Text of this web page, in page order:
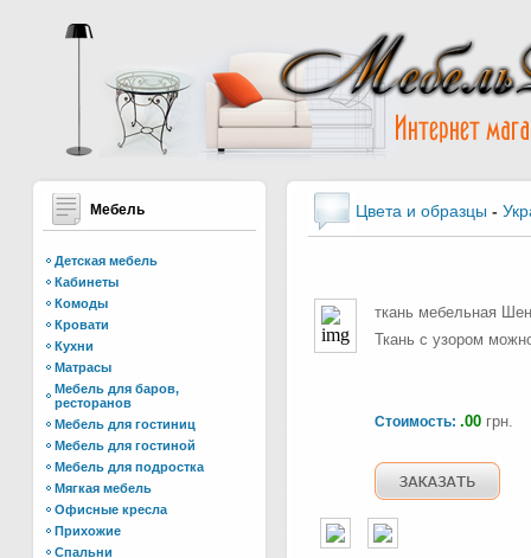
Мебель
Детская мебель
Кабинеты
Комоды
Кровати
Кухни
Матрасы
Мебель для баров,
ресторанов
Мебель для гостиниц
Мебель для гостиной
Мебель для подростка
Мягкая мебель
Офисные кресла
Прихожие
Спальни
Цвета и образцы -
ткань мебельная
Ткань с узором
Стоимость: .00 грн.